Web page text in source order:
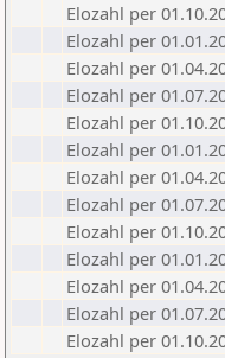
Elozahl per
Elozahl per
Elozahl per
Elozahl per
Elozahl per
Elozahl per
Elozahl per
Elozahl per
Elozahl per
Elozahl per
Elozahl per
Elozahl per
Elozahl per